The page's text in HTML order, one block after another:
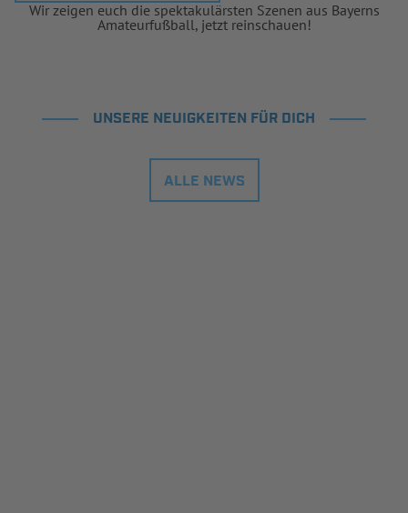
Wir zeigen euch die spektakulärsten Szenen aus Bayerns
Amateurfußball, jetzt reinschauen!
UNSERE NEUIGKEITEN FÜR DICH
ALLE NEWS